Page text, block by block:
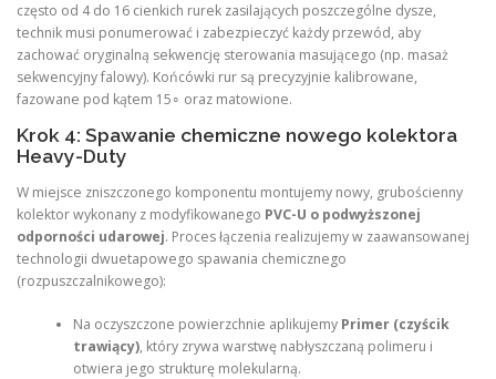
często od 4 do 16 cienkich rurek zasilających poszczególne dysze,
technik musi ponumerować i zabezpieczyć każdy przewód, aby
zachować oryginalną sekwencję sterowania masującego (np. masaż
sekwencyjny falowy). Końcówki rur są precyzyjnie kalibrowane,
fazowane pod kątem 15∘ oraz matowione.
Krok 4: Spawanie chemiczne nowego kolektora
Heavy-Duty
W miejsce zniszczonego komponentu montujemy nowy, grubościenny
kolektor wykonany z modyfikowanego PVC-U o podwyższonej
odporności udarowej. Proces łączenia realizujemy w zaawansowanej
technologii dwuetapowego spawania chemicznego
(rozpuszczalnikowego):
Na oczyszczone powierzchnie aplikujemy Primer (czyścik
trawiący), który zrywa warstwę nabłyszczaną polimeru i
otwiera jego strukturę molekularną.